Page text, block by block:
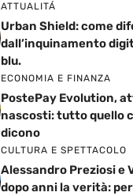
ATTUALITÁ
Urban Shield: come
dall’inquinamento
blu.
ECONOMIA E FINANZA
PostePay Evolution,
nascosti: tutto quello
dicono
CULTURA E SPETTACOLO
Alessandro Preziosi e
dopo anni la verità: